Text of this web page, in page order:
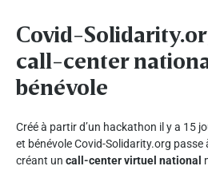
Covid-
call-center
bénévole
Créé à partir d’un hackathon il y a 15
et bénévoleCovid-Solidarity.org passe
créant un call-center virtuel national